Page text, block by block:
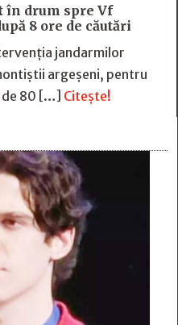
în drum spre Vf
8 ore de căutări
jandarmilor
argeșeni, pentru
de 80 […] Citește!